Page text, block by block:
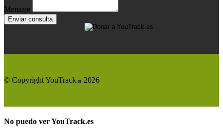
Mensaje
Enviar consulta
© Copyright YouTrack .es 2026
No puedo verYouTrack.es